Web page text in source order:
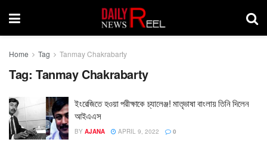
Home Tag Tanmay Chakrabarty
Tag: Tanmay Chakrabarty
ইংরেজিতে হওয়া পরীক্ষাকে চ্যালেঞ্জ! মাতৃভাষা বাংলায় তিনি দিলেন
আইএএস
BY AJANA APRIL 9, 2022 0